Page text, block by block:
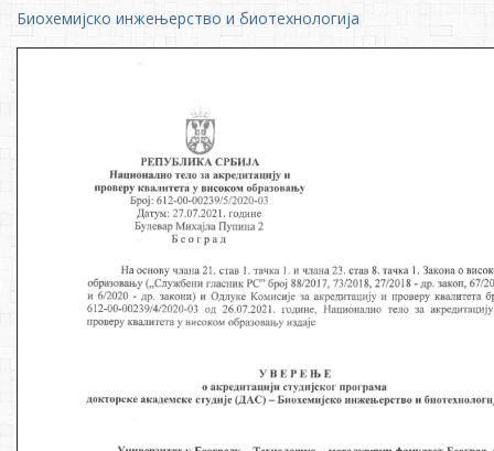
Биохемијско инжењерство и биотехнологија